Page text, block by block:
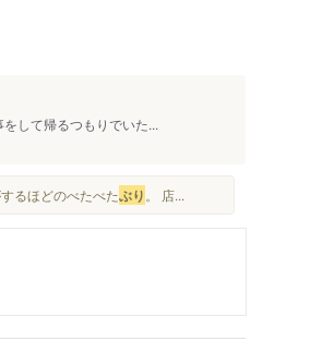
して帰るつもりでいた...
るほどのべたべたぶり 。 店...